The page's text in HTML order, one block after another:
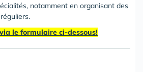
notamment en organisant des
le formulaire ci-dessous!